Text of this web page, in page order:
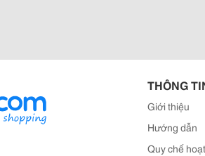
THÔNG
Giới thiệu
Hướng dẫn
Quy chế